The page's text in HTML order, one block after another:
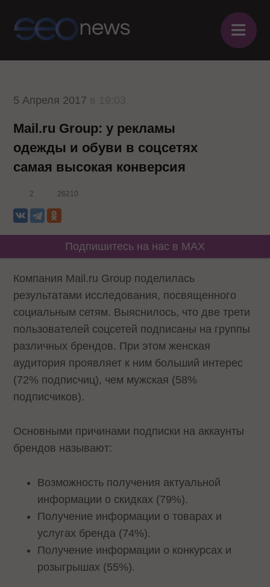
≡
5 Апреля 2017
Mail.ru Group: у рекламы
одежды и обуви в соцсетях
самая высокая конверсия
2 26210
Подпишитесь на нас в MAX
Компания Mail.ru Group поделилась
результатами исследования, посвященного
социальным сетям. Выяснилось, что две трети
пользователей соцсетей подписаны на группы
различных брендов. При этом женская
аудитория проявляет к ним больший интерес
(72% подписчиц), чем мужская (58%
подписчиков).
Основными причинами подписки на аккаунты
брендов называют:
Возможность получения актуальной
информации о скидках (79%).
Получение информации о товарах и
услугах бренда (74%).
Получение информации о конкурсах и
розыгрышах (55%).